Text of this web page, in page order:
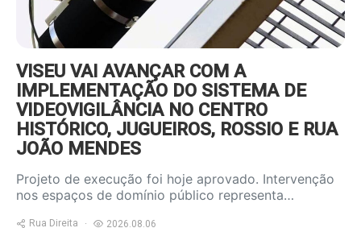
VISEU VAI AVANÇAR COM A
IMPLEMENTAÇÃO DO SISTEMA DE
VIDEOVIGILÂNCIA NO CENTRO
HISTÓRICO, JUGUEIROS, ROSSIO E RUA
JOÃO MENDES
Projeto de execução foi hoje aprovado. Intervenção
nos espaços de domínio público representa…
Rua Direita 2026.08.06